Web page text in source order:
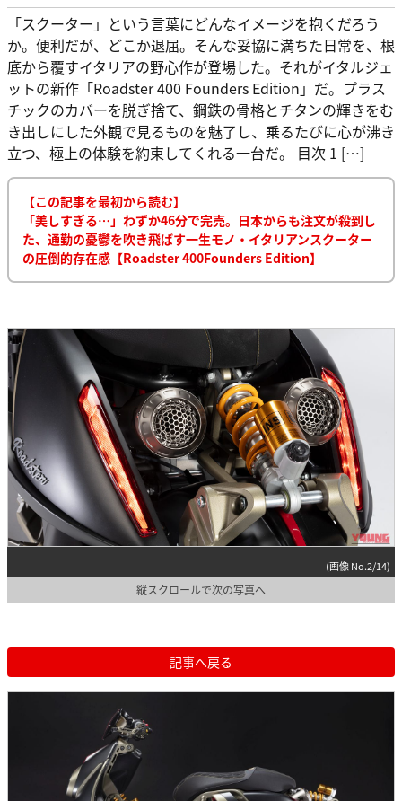
「スクーター」という言葉にどんなイメージを抱くだろう
か。便利だが、どこか退屈。そんな妥協に満ちた日常を、根
底から覆すイタリアの野心作が登場した。それがイタルジェ
ットの新作「Roadster 400 Founders Edition」だ。プラス
チックのカバーを脱ぎ捨て、鋼鉄の骨格とチタンの輝きをむ
き出しにした外観で見るものを魅了し、乗るたびに心が沸き
立つ、極上の体験を約束してくれる一台だ。 目次 1 […]
【この記事を最初から読む】
「美しすぎる…」わずか46分で完売。日本からも注文が殺到し
た、通勤の憂鬱を吹き飛ばす一生モノ・イタリアンスクーター
の圧倒的存在感【Roadster 400Founders Edition】
(画像 No.2/14)
縦スクロールで次の写真へ
記事へ戻る